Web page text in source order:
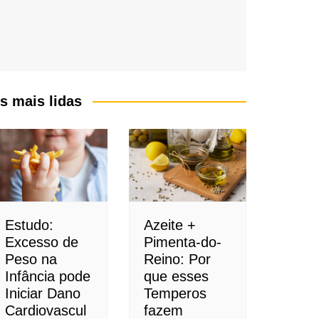
mais lidas
Estudo:
Excesso de
Peso na
Infância pode
Iniciar Dano
Cardiovascul
Azeite +
Pimenta-do-
Reino: Por
que esses
Temperos
fazem